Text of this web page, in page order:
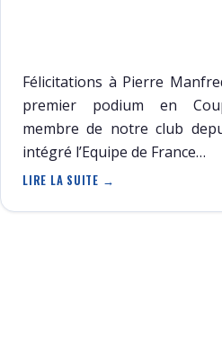
Félicitations à Pierre
premier podium en
membre de notre club
intégré l’Equipe de France…
LIRE LA SUITE →